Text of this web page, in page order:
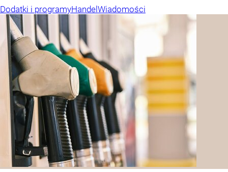
Dodatki i programyHandel Wiadomości